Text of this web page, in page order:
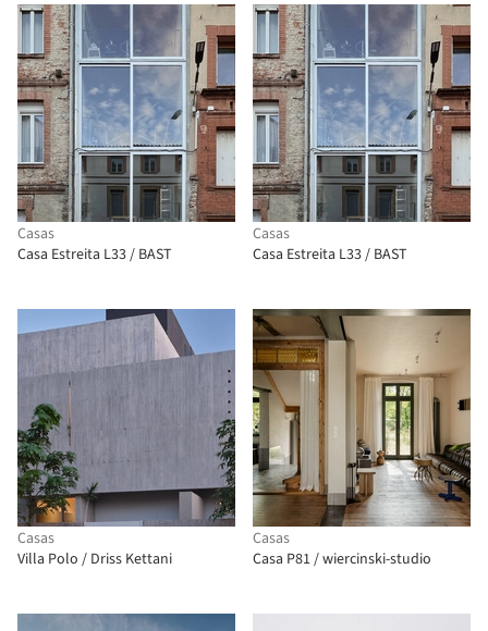
Casas
Casa Estreita L33 / BAST
Casas
Casa Estreita L33 / BAST
Casas
Villa Polo / Driss Kettani
Casas
Casa P81 / wiercinski-studio